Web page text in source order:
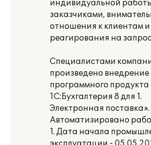
индивидуальной
заказчиками,
отношения к клиентам и
реагирования на
Специалистами
произведено внедрение
программного продукта
1С:Бухгалтерия 8 для 1.
Электронная поставка».
Автоматизировано
1. Дата начала